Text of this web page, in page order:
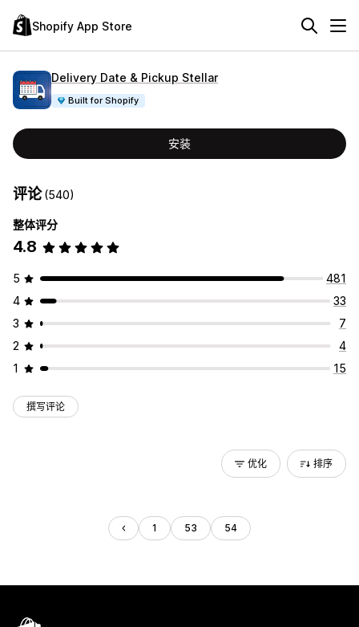
Shopify App Store
Delivery Date & Pickup Stellar
Built for Shopify
安装
评论(540)
整体评分
4.8
5
481
4
33
3
7
2
4
1
15
撰写评论
优化 排序
1 53 54